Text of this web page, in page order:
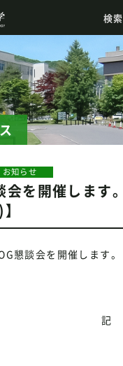
検索
お知らせ
を開催します。
懇談会を開催します。